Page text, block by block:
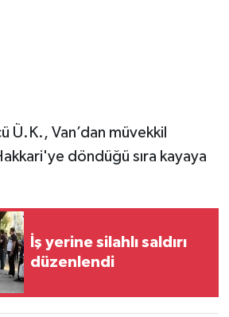
Ü.K., Van’dan müvekkil
döndüğü sıra kayaya
İş yerine silahlı saldırı
düzenlendi